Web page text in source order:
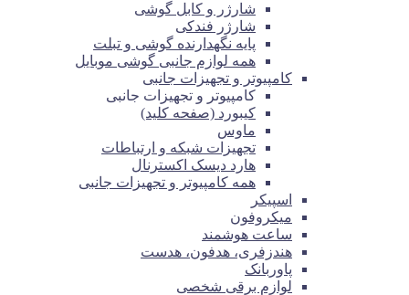
شارژر و کابل گوشی
شارژر فندکی
پایه نگهدارنده گوشی و تبلت
همه لوازم جانبی گوشی موبایل
کامپیوتر و تجهیزات جانبی
کامپیوتر و تجهیزات جانبی
کیبورد (صفحه کلید)
ماوس
تجهیزات شبکه و ارتباطات
هارد دیسک اکسترنال
همه کامپیوتر و تجهیزات جانبی
اسپیکر
میکروفون
ساعت هوشمند
هندزفری، هدفون، هدست
پاوربانک
لوازم برقی شخصی